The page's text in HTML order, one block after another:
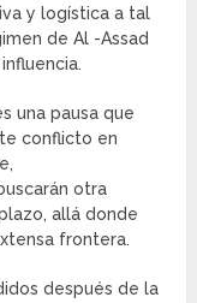
y logística a tal
de Al -Assad
una pausa que
conflicto en
otra
allá donde
frontera.
después de la